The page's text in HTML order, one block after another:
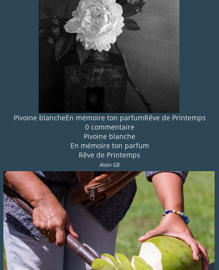
Pivoine blancheEn mémoire ton parfumRêve de Printemps
0 commentaire
Pivoine blanche
En mémoire ton parfum
Rêve de Printemps
Alain GB